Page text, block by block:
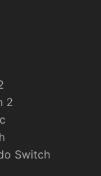
2
Switch